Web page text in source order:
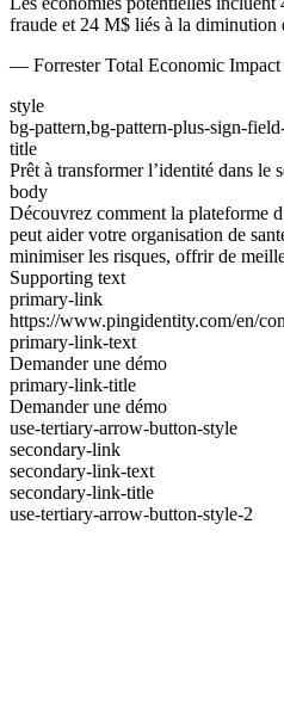
fraude et 24 M$ liés à la diminution
— Forrester Total Economic Impact
style
bg-pattern,bg-pattern-plus-sign-
title
Prêt à transformer l’identité dans le
body
Découvrez comment la plateforme
peut aider votre organisation de
minimiser les risques, offrir de
Supporting text
primary-link
https://www.pingidentity.com/en/
primary-link-text
Demander une démo
primary-link-title
Demander une démo
use-tertiary-arrow-button-style
secondary-link
secondary-link-text
secondary-link-title
use-tertiary-arrow-button-style-2